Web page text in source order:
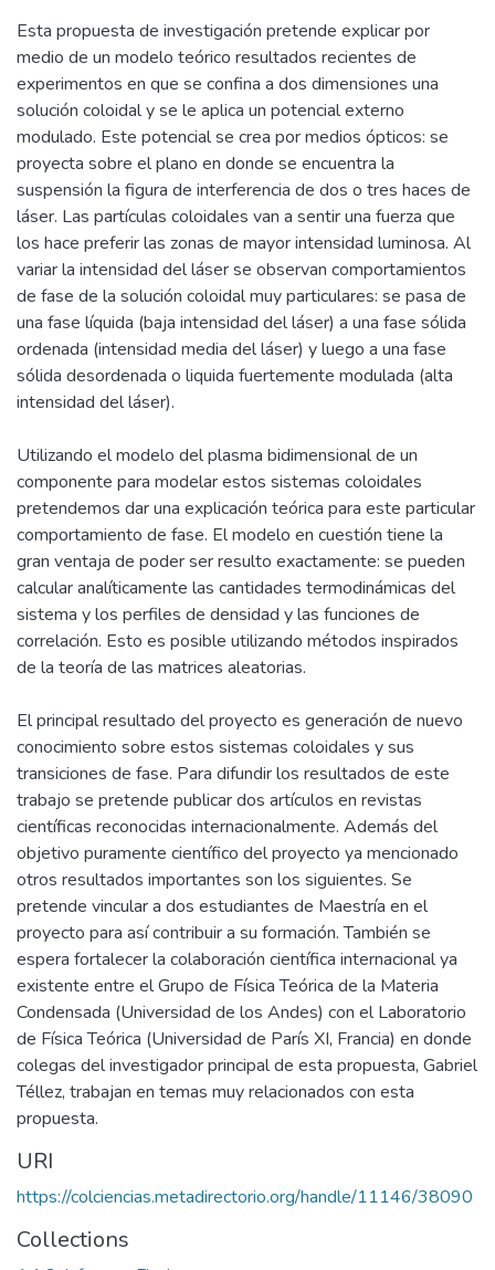
Esta propuesta de investigación pretende explicar por
medio de un modelo teórico resultados recientes de
experimentos en que se confina a dos dimensiones una
solución coloidal y se le aplica un potencial externo
modulado. Este potencial se crea por medios ópticos: se
proyecta sobre el plano en donde se encuentra la
suspensión la figura de interferencia de dos o tres haces de
láser. Las partículas coloidales van a sentir una fuerza que
los hace preferir las zonas de mayor intensidad luminosa. Al
variar la intensidad del láser se observan comportamientos
de fase de la solución coloidal muy particulares: se pasa de
una fase líquida (baja intensidad del láser) a una fase sólida
ordenada (intensidad media del láser) y luego a una fase
sólida desordenada o liquida fuertemente modulada (alta
intensidad del láser).
Utilizando el modelo del plasma bidimensional de un
componente para modelar estos sistemas coloidales
pretendemos dar una explicación teórica para este particular
comportamiento de fase. El modelo en cuestión tiene la
gran ventaja de poder ser resulto exactamente: se pueden
calcular analíticamente las cantidades termodinámicas del
sistema y los perfiles de densidad y las funciones de
correlación. Esto es posible utilizando métodos inspirados
de la teoría de las matrices aleatorias.
El principal resultado del proyecto es generación de nuevo
conocimiento sobre estos sistemas coloidales y sus
transiciones de fase. Para difundir los resultados de este
trabajo se pretende publicar dos artículos en revistas
científicas reconocidas internacionalmente. Además del
objetivo puramente científico del proyecto ya mencionado
otros resultados importantes son los siguientes. Se
pretende vincular a dos estudiantes de Maestría en el
proyecto para así contribuir a su formación. También se
espera fortalecer la colaboración científica internacional ya
existente entre el Grupo de Física Teórica de la Materia
Condensada (Universidad de los Andes) con el Laboratorio
de Física Teórica (Universidad de París XI, Francia) en donde
colegas del investigador principal de esta propuesta, Gabriel
Téllez, trabajan en temas muy relacionados con esta
propuesta.
URI
https://colciencias.metadirectorio.org/handle/11146/38090
Collections